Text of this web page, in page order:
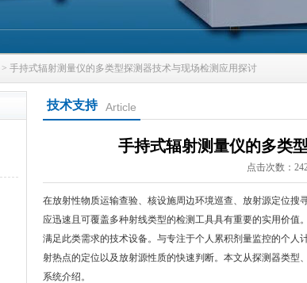
> 手持式辐射测量仪的多类型探测器技术与现场检测应用探讨
技术支持 Article
手持式辐射测量仪的多类
点击次数：
在放射性物质运输查验、核设施周边环境巡查、放射源定位
应迅速且可覆盖多种射线类型的检测工具具有重要的实用价
满足此类需求的技术设备。与专注于个人累积剂量监控的个
射热点的定位以及放射源性质的快速判断。本文从探测器类
系统介绍。